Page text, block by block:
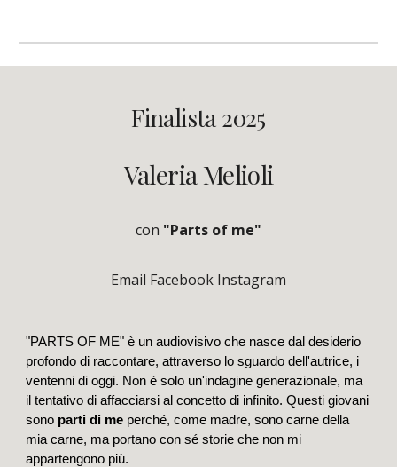
Finalista 2025
Valeria Melioli
con "Parts of me"
Email Facebook Instagram
"PARTS OF ME" è un audiovisivo che nasce dal desiderio
profondo di raccontare, attraverso lo sguardo dell'autrice, i
ventenni di oggi. Non è solo un'indagine generazionale, ma
il tentativo di affacciarsi al concetto di infinito. Questi giovani
sono parti di me perché, come madre, sono carne della
mia carne, ma portano con sé storie che non mi
appartengono più.